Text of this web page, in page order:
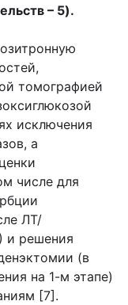
– 5).
томографией
исключения
а
числе для
ЛТ/
и решения
(в
на 1-м этапе)
[7].